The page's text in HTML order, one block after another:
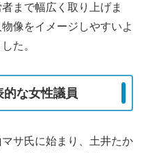
まで幅広く取り上げま
像をイメージしやすいよ
た。
な女性議員
サ氏に始まり、土井たか